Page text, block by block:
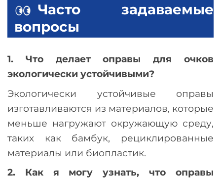
Часто задаваемые
вопросы
1. Что делает оправы для очков
экологически устойчивыми?
Экологически устойчивые оправы
изготавливаются из материалов, которые
меньше нагружают окружающую среду,
таких как бамбук, рециклированные
материалы или биопластик.
2. Как я могу узнать, что оправы